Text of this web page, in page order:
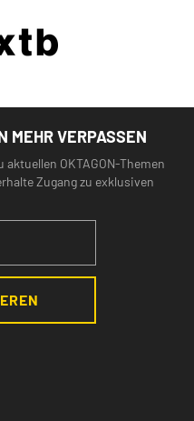
MEHR VERPASSEN
OKTAGON-Themen
Zugang zu exklusiven